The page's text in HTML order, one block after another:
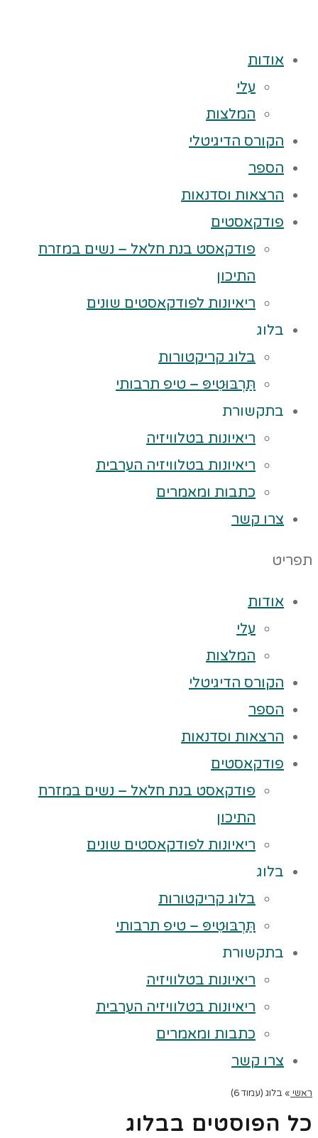
אודות
עלי
המלצות
הקורס הדיגיטלי
הספר
הרצאות וסדנאות
פודקאסטים
פודקאסט בנת חלאל – נשים במזרח
התיכון
ריאיונות לפודקאסטים שונים
בלוג
בלוג קריקטורות
תַּרְבּוּטִיפּ – טיפ תרבותי
בתקשורת
ריאיונות בטלוויזיה
ריאיונות בטלוויזיה הערבית
כתבות ומאמרים
צרו קשר
תפריט
אודות
עלי
המלצות
הקורס הדיגיטלי
הספר
הרצאות וסדנאות
פודקאסטים
פודקאסט בנת חלאל – נשים במזרח
התיכון
ריאיונות לפודקאסטים שונים
בלוג
בלוג קריקטורות
תַּרְבּוּטִיפּ – טיפ תרבותי
בתקשורת
ריאיונות בטלוויזיה
ריאיונות בטלוויזיה הערבית
כתבות ומאמרים
צרו קשר
ראשי » בלוג (עמוד 6)
כל הפוסטים בבלוג